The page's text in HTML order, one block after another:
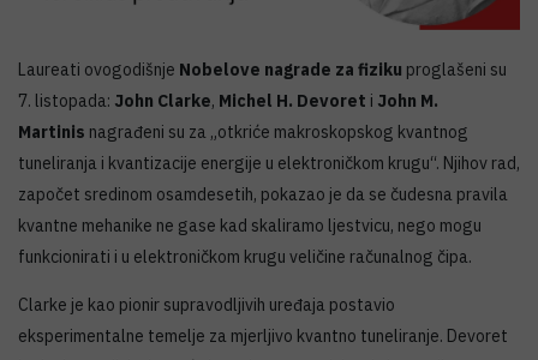
Laureati ovogodišnje Nobelove nagrade za fiziku proglašeni su
7. listopada: John Clarke, Michel H. Devoret i John M.
Martinis nagrađeni su za „otkriće makroskopskog kvantnog
tuneliranja i kvantizacije energije u elektroničkom krugu“. Njihov rad,
započet sredinom osamdesetih, pokazao je da se čudesna pravila
kvantne mehanike ne gase kad skaliramo ljestvicu, nego mogu
funkcionirati i u elektroničkom krugu veličine računalnog čipa.
Clarke je kao pionir supravodljivih uređaja postavio
eksperimentalne temelje za mjerljivo kvantno tuneliranje. Devoret